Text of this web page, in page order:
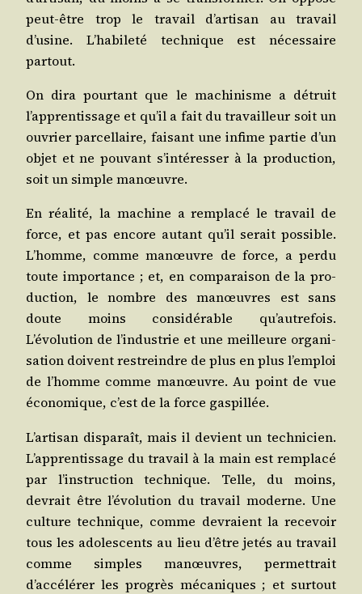
peut-être trop le tra­vail d’artisan au tra­vail
d’usine. L’habileté tech­nique est néces­saire
partout.
On dira pour­tant que le machi­nisme a détruit
l’apprentissage et qu’il a fait du tra­vailleur soit un
ouvrier par­cel­laire, fai­sant une infime par­tie d’un
objet et ne pou­vant s’intéresser à la pro­duc­tion,
soit un simple manœuvre.
En réa­li­té, la machine a rem­pla­cé le tra­vail de
force, et pas encore autant qu’il serait pos­sible.
L’homme, comme manœuvre de force, a per­du
toute impor­tance ; et, en com­pa­rai­son de la pro­
duc­tion, le nombre des manœuvres est sans
doute moins consi­dé­rable qu’autrefois.
L’évolution de l’industrie et une meilleure orga­ni­
sa­tion doivent res­treindre de plus en plus l’emploi
de l’homme comme manœuvre. Au point de vue
éco­no­mique, c’est de la force gaspillée.
L’artisan dis­pa­raît, mais il devient un tech­ni­cien.
L’apprentissage du tra­vail à la main est rem­pla­cé
par l’instruction tech­nique. Telle, du moins,
devrait être l’évolution du tra­vail moderne. Une
culture tech­nique, comme devraient la rece­voir
tous les ado­les­cents au lieu d’être jetés au tra­vail
comme simples manœuvres, per­met­trait
d’accélérer les pro­grès méca­niques ; et sur­tout